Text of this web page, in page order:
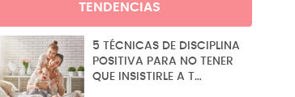
TENDENCIAS
5 TÉCNICAS DE DISCIPLINA
POSITIVA PARA NO TENER
QUE INSISTIRLE A T…